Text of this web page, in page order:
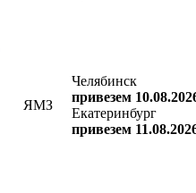
ЯМЗ
Челябинск
привезем
Екатеринбург
привезем